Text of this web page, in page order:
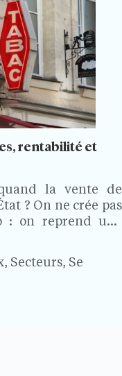
rentabilité et
la vente de
? On ne crée pas
: on reprend une
Secteurs, Se